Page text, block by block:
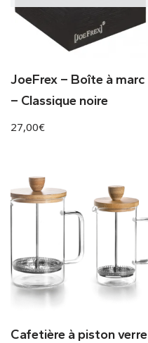
JoeFrex – Boîte à marc
– Classique noire
27,00€
Cafetière à piston verre